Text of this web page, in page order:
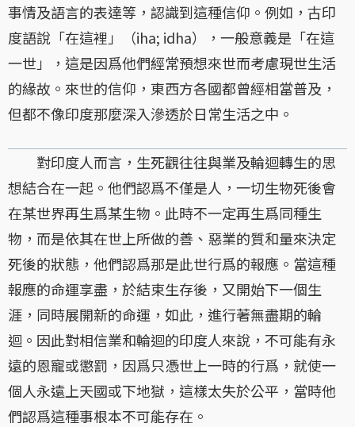
事情及語言的表達等，認識到這種信仰。例如，古印
度語說「在這裡」（iha; idha），一般意義是「在這
一世」，這是因爲他們經常預想來世而考慮現世生活
的緣故。來世的信仰，東西方各國都曾經相當普及，
但都不像印度那麼深入滲透於日常生活之中。
對印度人而言，生死觀往往與業及輪迴轉生的思
想結合在一起。他們認爲不僅是人，一切生物死後會
在某世界再生爲某生物。此時不一定再生爲同種生
物，而是依其在世上所做的善、惡業的質和量來決定
死後的狀態，他們認爲那是此世行爲的報應。當這種
報應的命運享盡，於結束生存後，又開始下一個生
涯，同時展開新的命運，如此，進行著無盡期的輪
迴。因此對相信業和輪迴的印度人來說，不可能有永
遠的恩寵或懲罰，因爲只憑世上一時的行爲，就使一
個人永遠上天國或下地獄，這樣太失於公平，當時他
們認爲這種事根本不可能存在。